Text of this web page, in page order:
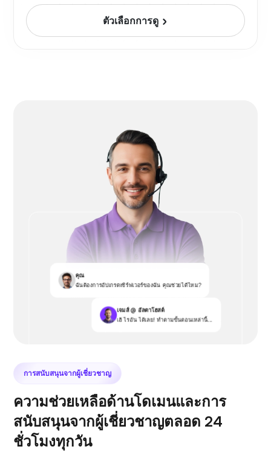
ตัวเลือกการดู
คุณ
ฉันต้องการอัปเกรดเซิร์ฟเวอร์ของฉัน คุณช่วยได้ไหม?
เจมส์ @ อัลตาโฮสต์
เฮ้ ไรอัน ได้เลย! ทำตามขั้นตอนเหล่านี้...
การสนับสนุนจากผู้เชี่ยวชาญ
ความช่วยเหลือด้านโดเมนและการ
สนับสนุนจากผู้เชี่ยวชาญตลอด 24
ชั่วโมงทุกวัน